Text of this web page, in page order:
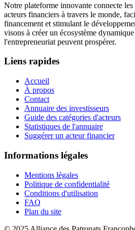
Notre plateforme innovante connecte les
acteurs financiers à travers le monde,
financement et stimulant le
visons à créer un écosystème
l'entrepreneuriat peuvent prospérer.
Liens rapides
Accueil
À propos
Contact
Annuaire des investisseurs
Guide des catégories d'acteurs
Statistiques de l'annuaire
Suggérer un acteur financier
Informations légales
Mentions légales
Politique de confidentialité
Conditions d'utilisation
FAQ
Plan du site